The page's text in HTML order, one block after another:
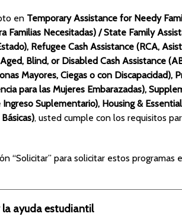
en Temporary Assistance for Needy
Familias Necesitadas) / State Family
Refugee Cash Assistance (RCA,
Blind, or Disabled Cash Assistance
Mayores, Ciegas o con Discapacidad),
para las Mujeres Embarazadas),
Ingreso Suplementario), Housing &
, usted cumple con los requisitos
“Solicitar” para solicitar estos programas
la ayuda estudiantil